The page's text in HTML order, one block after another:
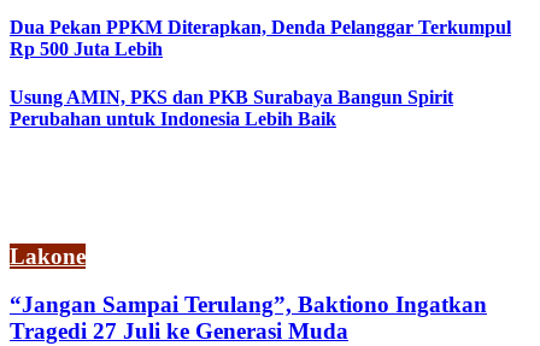
Dua Pekan PPKM Diterapkan, Denda Pelanggar Terkumpul
Rp 500 Juta Lebih
Usung AMIN, PKS dan PKB Surabaya Bangun Spirit
Perubahan untuk Indonesia Lebih Baik
Lakone
“Jangan Sampai Terulang”, Baktiono Ingatkan
Tragedi 27 Juli ke Generasi Muda